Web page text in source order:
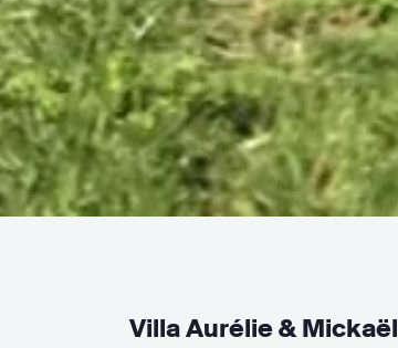
Villa Aurélie & Mickaël